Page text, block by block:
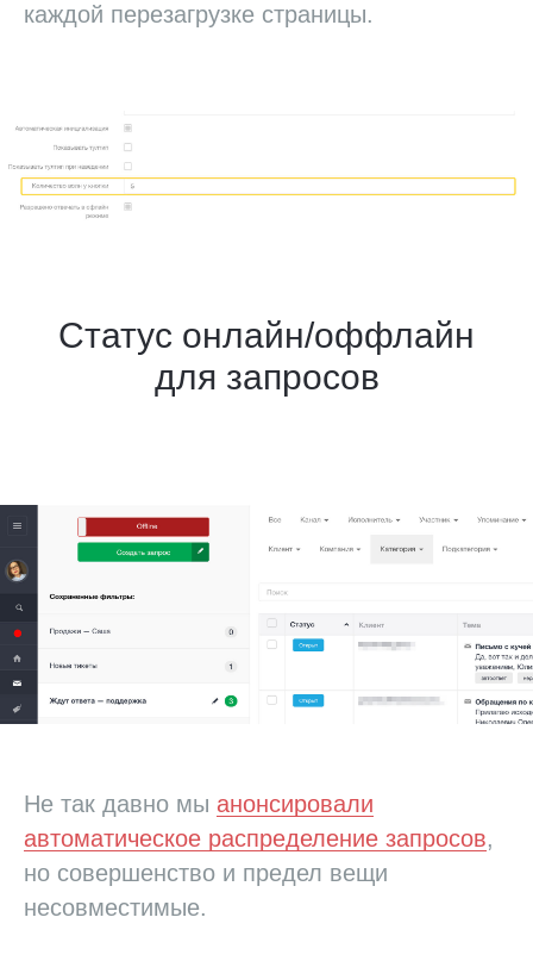
каждой перезагрузке страницы.
Статус онлайн/оффлайн
для запросов
Не так давно мы анонсировали
автоматическое распределение запросов,
но совершенство и предел вещи
несовместимые.